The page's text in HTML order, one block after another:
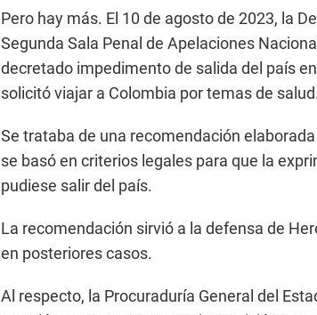
Pero hay más. El 10 de agosto de 2023, la
Segunda Sala Penal de Apelaciones
decretado impedimento de salida del país
solicitó viajar a Colombia por temas de
Se trataba de una recomendación
se basó en criterios legales para que la
pudiese salir del país.
La recomendación sirvió a la defensa de
en posteriores casos.
Al respecto, la Procuraduría General del